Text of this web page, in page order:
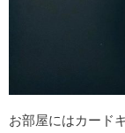
お部屋にはカード